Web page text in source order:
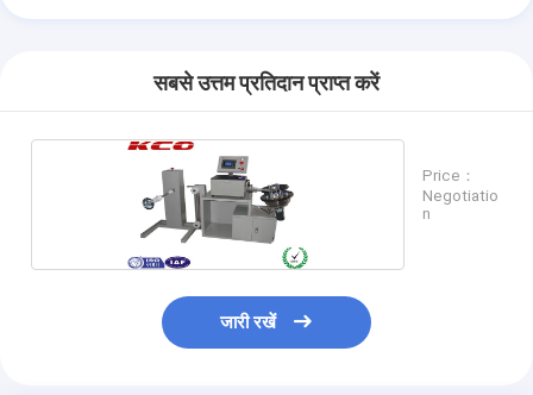
सबसे उत्तम प्रतिदान प्राप्त करें
Price：
Negotiatio
n
जारी रखें